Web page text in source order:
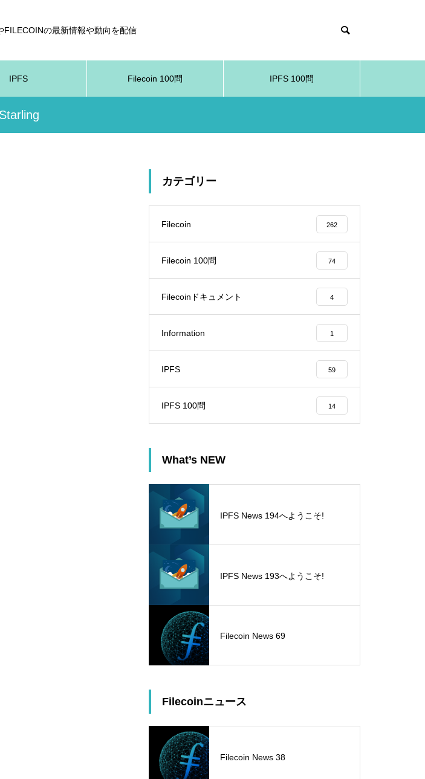
の最新情報や動向を配信
IPFS Filecoin 100問 IPFS 100問
Starling
カテゴリー
Filecoin 262
Filecoin 100問 74
Filecoinドキュメント 4
Information 1
IPFS 59
IPFS 100問 14
What’s NEW
IPFS News 194へようこそ!
IPFS News 193へようこそ!
Filecoin News 69
Filecoinニュース
Filecoin News 38